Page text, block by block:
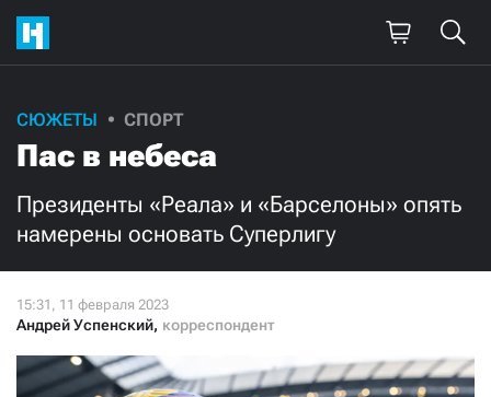
СЮЖЕТЫ СПОРТ
Пас в небеса
Президенты «Реала» и «Барселоны» опять
намерены основать Суперлигу
Андрей Успенский, корреспондент
Поддержите
нашу работу!
Ежемесячно Разово
500